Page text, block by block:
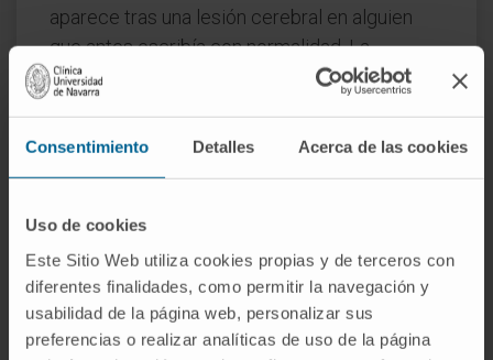
Consentimiento Detalles Acerca de las cookies
Uso de cookies
Este Sitio Web utiliza cookies propias y de terceros con
diferentes finalidades, como permitir la navegación y
usabilidad de la página web, personalizar sus
preferencias o realizar analíticas de uso de la página
aparece tras una lesión cerebral en alguien
que antes escribía con normalidad. La
disgrafía
, en cambio, se refiere a dificultades
desarrollo infantil, sin lesión cerebral
¿Puede aparecer agrafia sin afasia?
Sí, aunque no es lo habitual. La agrafia pura
existe como entidad aislada, pero la mayoría
de los casos forman parte de un cuadro
afásico más amplio en el que también están